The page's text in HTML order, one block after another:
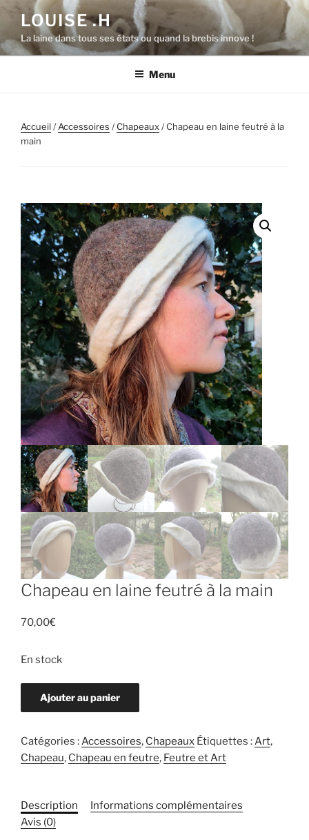
Aller
contenu
principal
LOUISE .H
La laine dans tous ses états ou quand la brebis innove !
Menu
Accueil/Accessoires /Chapeaux/ Chapeau en laine feutré à la
main
Chapeau en laine feutré à la main
70,00€
En stock
quantité
en
laine
la
main
Ajouter au panier
Catégories :Accessoires, Chapeaux Étiquettes :Art,
Chapeau, Chapeau en feutre, Feutre et Art
Description
Informations complémentaires
Avis (0)